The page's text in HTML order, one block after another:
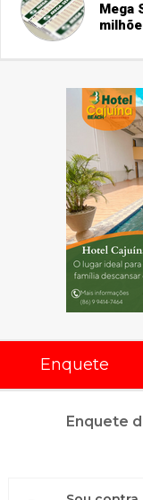
Mega
Enquete
Enquete